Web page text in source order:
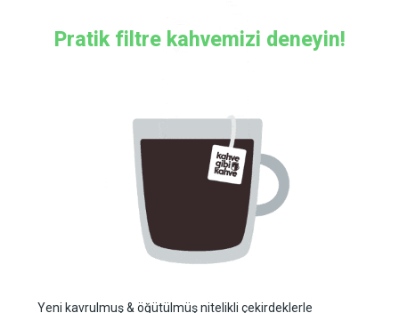
Pratik filtre kahvemizi deneyin!
Yeni kavrulmuş & öğütülmüş nitelikli çekirdeklerle